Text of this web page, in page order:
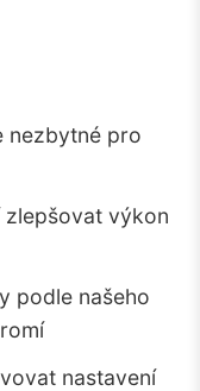
nezbytné pro
zlepšovat výkon
podle našeho
nastavení